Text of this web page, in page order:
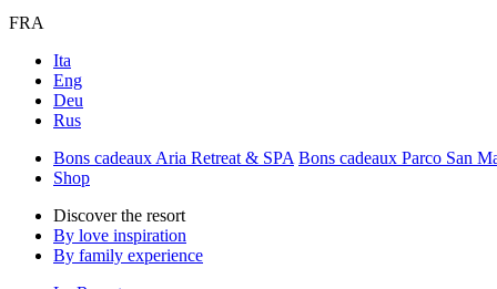
FRA
Ita
Eng
Deu
Rus
Bons cadeaux Aria Retreat & SPA Bons cadeaux Parco San
Shop
Discover the resort
By love inspiration
By family experience